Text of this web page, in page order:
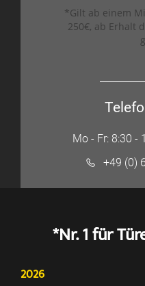
*Gilt ab einem
250€, ab Erhalt
Mo - Fr: 8:30 -
+49 (0)
*Nr. 1 für
2026